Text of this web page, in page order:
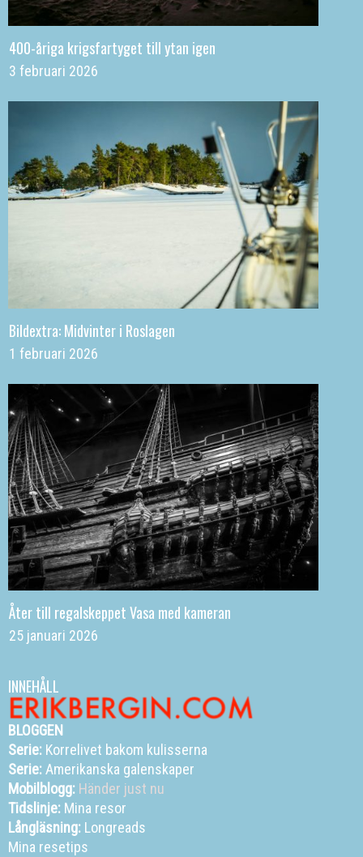
400-åriga krigsfartyget till ytan igen
3 februari 2026
Bildextra: Midvinter i Roslagen
1 februari 2026
Åter till regalskeppet Vasa med kameran
25 januari 2026
INNEHÅLL
BLOGGEN
Serie: Korrelivet bakom kulisserna
Serie:Amerikanska galenskaper
Mobilblogg: Händer just nu
Tidslinje: Mina resor
Långläsning: Longreads
Mina resetips